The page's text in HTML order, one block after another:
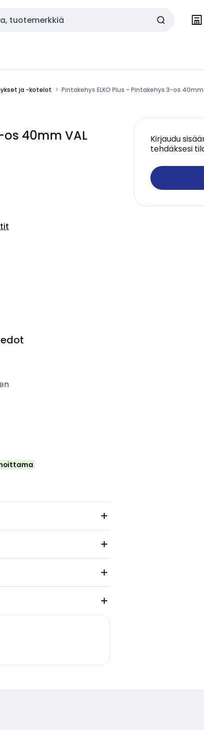
ja -kotelot Pintakehys ELKO Plus - Pintakehys 3-os 40mm
os 40mm VAL
Kirjaudu
tehdäksesi